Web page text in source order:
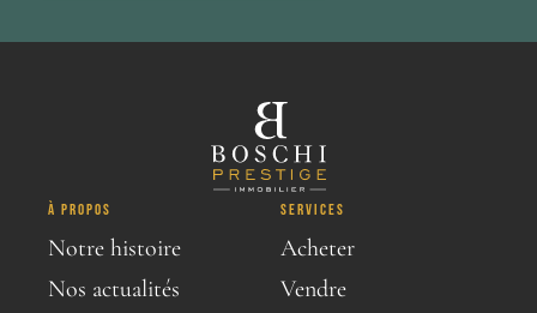
À PROPOS
Notre histoire
Nos actualités
SERVICES
Acheter
Vendre